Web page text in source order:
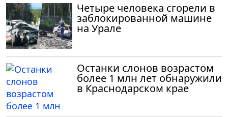
Четыре человека сгорели в
заблокированной машине
на Урале
Останки слонов возрастом
более 1 млн лет обнаружили
в Краснодарском крае